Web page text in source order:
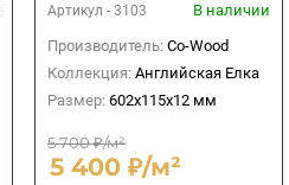
Артикул - 3103
В наличии
Производитель: Co-Wood
Коллекция: Английская Елка
Размер: 602x115x12 мм
5 700 ₽/м²
5 400 ₽/м²